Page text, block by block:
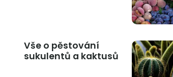
Vše o pěstování
sukulentů a kaktusů